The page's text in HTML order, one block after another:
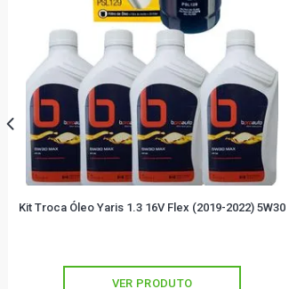
Kit Troca Óleo Yaris 1.3 16V Flex (2019-2022) 5W30
VER PRODUTO